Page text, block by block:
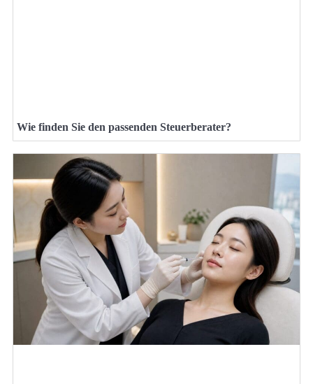
Wie finden Sie den passenden Steuerberater?